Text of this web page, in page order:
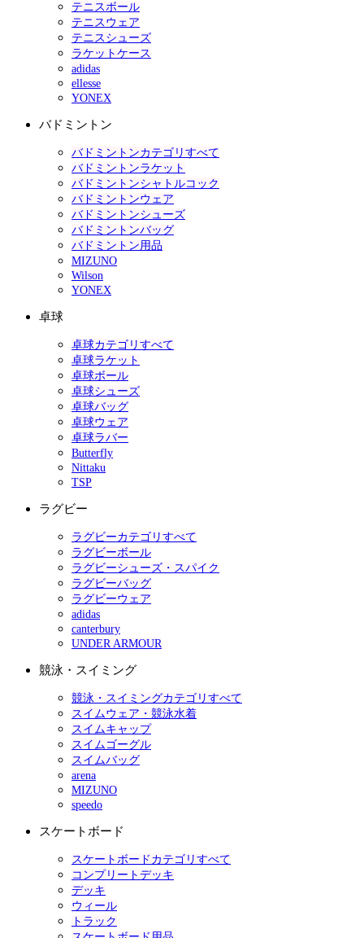
テニスボール
テニスウェア
テニスシューズ
ラケットケース
adidas
ellesse
YONEX
バドミントン
バドミントンカテゴリすべて
バドミントンラケット
バドミントンシャトルコック
バドミントンウェア
バドミントンシューズ
バドミントンバッグ
バドミントン用品
MIZUNO
Wilson
YONEX
卓球
卓球カテゴリすべて
卓球ラケット
卓球ボール
卓球シューズ
卓球バッグ
卓球ウェア
卓球ラバー
Butterfly
Nittaku
TSP
ラグビー
ラグビーカテゴリすべて
ラグビーボール
ラグビーシューズ・スパイク
ラグビーバッグ
ラグビーウェア
adidas
canterbury
UNDER ARMOUR
競泳・スイミング
競泳・スイミングカテゴリすべて
スイムウェア・競泳水着
スイムキャップ
スイムゴーグル
スイムバッグ
arena
MIZUNO
speedo
スケートボード
スケートボードカテゴリすべて
コンプリートデッキ
デッキ
ウィール
トラック